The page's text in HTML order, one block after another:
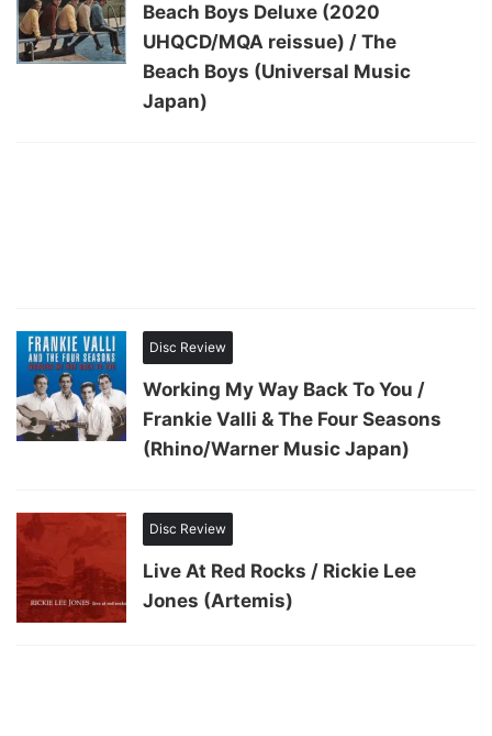
Beach Boys Deluxe (2020
UHQCD/MQA reissue) / The
Beach Boys (Universal Music
Japan)
Disc Review
Working My Way Back To You /
Frankie Valli & The Four Seasons
(Rhino/Warner Music Japan)
Disc Review
Live At Red Rocks / Rickie Lee
Jones (Artemis)